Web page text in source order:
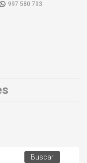
997 580 793
Buscar